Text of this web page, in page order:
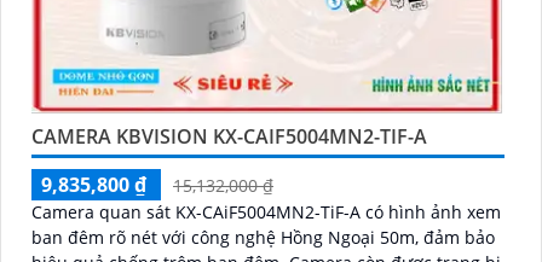
CAMERA KBVISION KX-CAIF5004MN2-TIF-A
9,835,800 ₫
15,132,000 ₫
Camera quan sát KX-CAiF5004MN2-TiF-A có hình ảnh xem
ban đêm rõ nét với công nghệ Hồng Ngoại 50m, đảm bảo